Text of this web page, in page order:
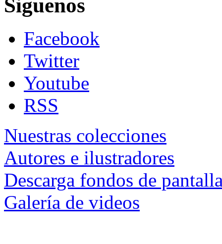
Siguenos
Facebook
Twitter
Youtube
RSS
Nuestras colecciones
Autores e ilustradores
Descarga fondos de
Galería de videos